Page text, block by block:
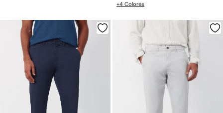
+4 Colores